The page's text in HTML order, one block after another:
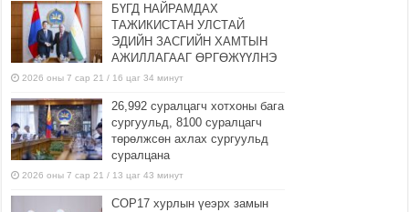
БҮГД НАЙРАМДАХ
ТАЖИКИСТАН УЛСТАЙ
ЭДИЙН ЗАСГИЙН ХАМТЫН
АЖИЛЛАГААГ ӨРГӨЖҮҮЛНЭ
2026 оны 7 сар 21 / 16 цаг 34 минут
26,992 суралцагч хотхоны бага
сургуульд, 8100 суралцагч
төрөлжсөн ахлах сургуульд
суралцана
2026 оны 7 сар 21 / 13 цаг 43 минут
COP17 хурлын үеэрх замын